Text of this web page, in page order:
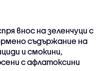
внос на зеленчуци с
съдържание на
и смокини,
с афлатоксини